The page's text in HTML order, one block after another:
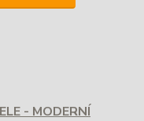
- MODERNÍ